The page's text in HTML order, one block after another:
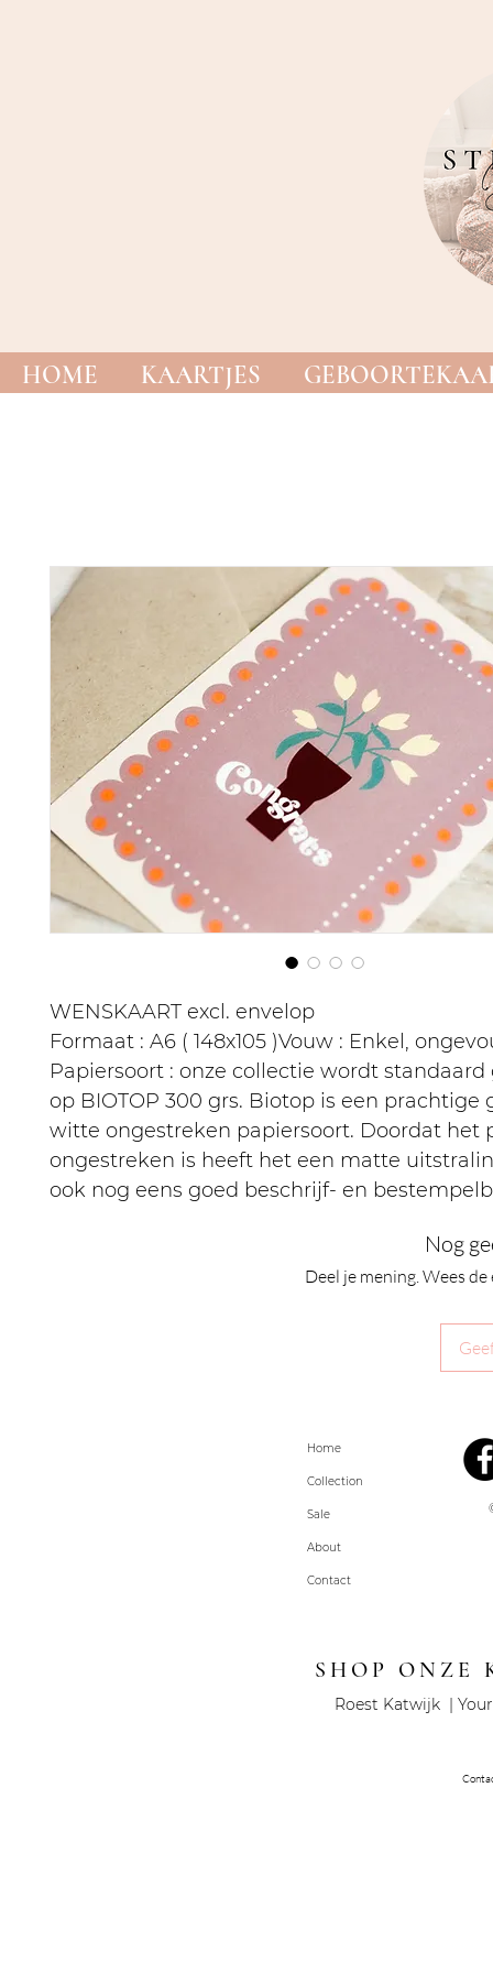
HOME KAARTJES
WENSKAART excl. envelop
Formaat : A6 ( 148x105 )Vouw : Enkel,
Papiersoort : onze collectie wordt
op BIOTOP 300 grs. Biotop is een prachtige
witte ongestreken papiersoort. Doordat het
ongestreken is heeft het een matte
ook nog eens goed beschrijf- en
Nog
Deel je mening. Wees
Home
Collection
Sale
About
Contact
SHOP ONZE
Roest Katwijk |